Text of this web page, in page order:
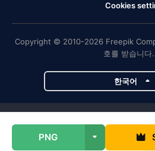
PNG
Cookies
Copyright © 2010-2026 Freepik
호를 받습니다
한국어